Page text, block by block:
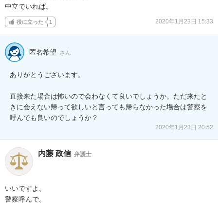
中立でいれば。
役に立った 1 2020年1月23日 15:33
匿名希望 さん
ありがとうございます。
直接来た場合は怖いので会わなくて良いでしょうか。ただ来たと
きに会えない帰って欲しいと言っても帰らなかった場合は警察を
呼んでも良いのでしょうか？
2020年1月23日 20:52
内藤 政信 弁護士
いいですよ。
警察呼んで。